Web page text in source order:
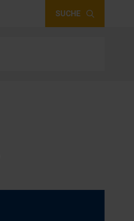
SUCHE